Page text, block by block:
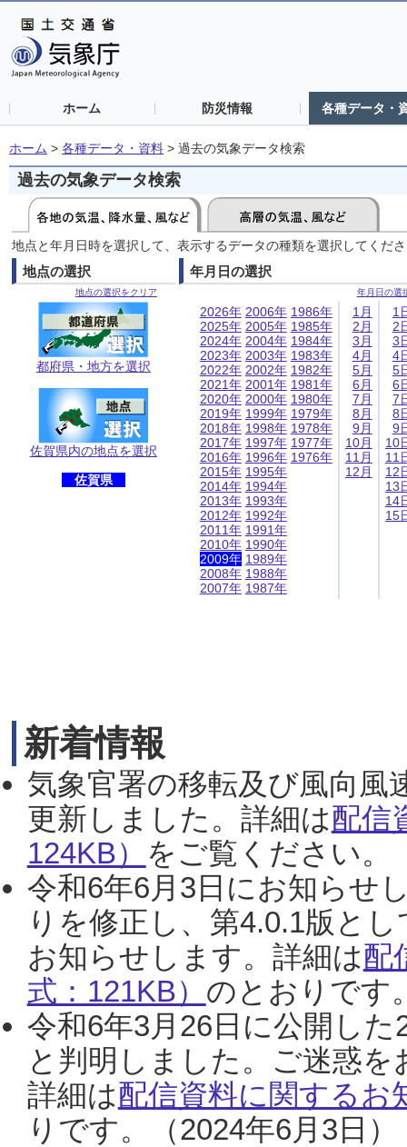
ホーム 防災情報 各種データ・
ホーム > 各種データ・資料 > 過去の気象データ検索
過去の気象データ検索
地点と年月日時を選択して、表示するデータの種類を選択してくだ
地点の選択
地点の選択をクリア
都府県・地方を選択
佐賀県内の地点を選択
佐賀県
年月日の選択
年月日の選
2026年
2025年
2024年
2023年
2022年
2021年
2020年
2019年
2018年
2017年
2016年
2015年
2014年
2013年
2012年
2011年
2010年
2009年
2008年
2007年
2006年
2005年
2004年
2003年
2002年
2001年
2000年
1999年
1998年
1997年
1996年
1995年
1994年
1993年
1992年
1991年
1990年
1989年
1988年
1987年
1986年
1985年
1984年
1983年
1982年
1981年
1980年
1979年
1978年
1977年
1976年
1月
2月
3月
4月
5月
6月
7月
8月
9月
10月
11月
12月
1
2
3
4
5
6
7
8
9
10
11
12
13
14
15
新着情報
気象官署の移転及び風向風
更新しました。詳細は配信
124KB） をご覧ください。
令和6年6月3日にお知らせ
りを修正し、第4.0.1版と
お知らせします。詳細は配
式：121KB） のとおりです
令和6年3月26日に公開し
と判明しました。ご迷惑
詳細は配信資料に関するお
りです。（2024年6月3日）